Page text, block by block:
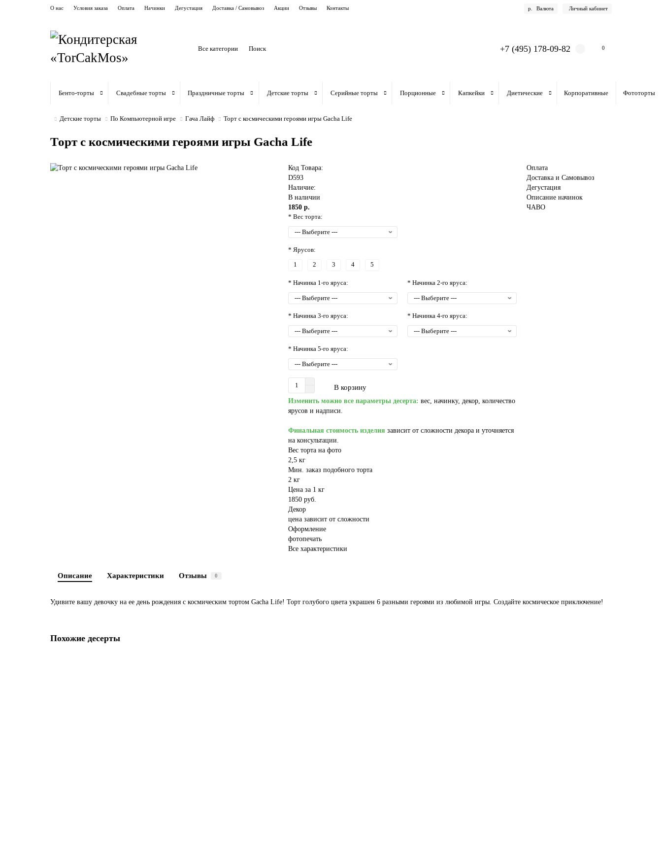
О нас Условия заказа Оплата Начинки Дегустация Доставка / Самовывоз Акции Отзывы Контакты р. Валюта Личный кабинет
Все категории +7 (495) 178-09-82 0
Бенто-торты Свадебные торты Праздничные торты Детские торты Серийные торты Порционные Капкейки Диетические Корпоративные Фототорты
Детские торты По Компьютерной игре Гача Лайф Торт с космическими героями игры Gacha Life
Торт с космическими героями игры Gacha Life
Код Товара:
D593
Наличие:
В наличии
1850 р.
* Вес торта:
* Ярусов:
1 2 3 4 5
* Начинка 1-го яруса: * Начинка 2-го яруса:
* Начинка 3-го яруса: * Начинка 4-го яруса:
* Начинка 5-го яруса:
В корзину
Изменить можно все параметры десерта: вес, начинку, декор, количество
ярусов и надписи.
Финальная стоимость изделия зависит от сложности декора и уточняется
на консультации.
Вес торта на фото
2,5 кг
Мин. заказ подобного торта
2 кг
Цена за 1 кг
1850 руб.
Декор
цена зависит от сложности
Оформление
фотопечать
Все характеристики
Оплата
Доставка и Самовывоз
Дегустация
Описание начинок
ЧАВО
Описание Характеристики Отзывы 0
Удивите вашу девочку на ее день рождения с космическим тортом Gacha Life! Торт голубого цвета украшен 6 разными героями из любимой игры. Создайте космическое приключение!
Похожие десерты